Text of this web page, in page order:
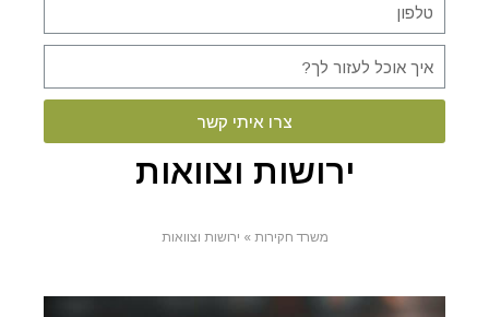
ירושות וצוואות
משרד חקירות » ירושות וצוואות
צרו איתי קשר